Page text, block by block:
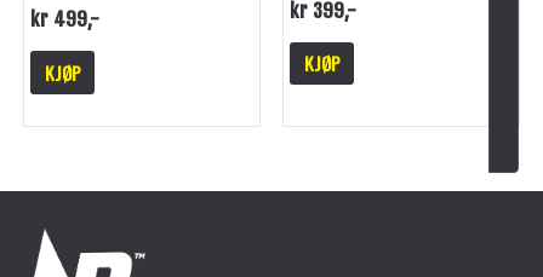
kr 499,-
KJØP
kr 399,-
KJØP